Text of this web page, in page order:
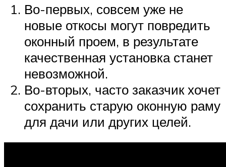
Во-первых, совсем уже не
новые откосы могут повредить
оконный проем, в результате
качественная установка станет
невозможной.
Во-вторых, часто заказчик хочет
сохранить старую оконную раму
для дачи или других целей.